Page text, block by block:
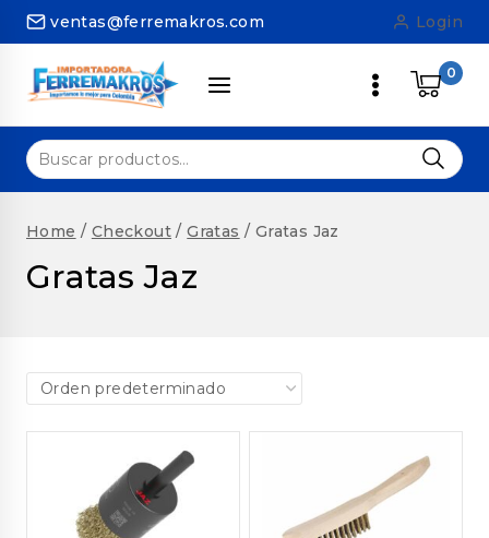
Skip
ventas@ferremakros.com Login
0
Buscar
por:
Home / Checkout / Gratas / Gratas Jaz
Gratas Jaz